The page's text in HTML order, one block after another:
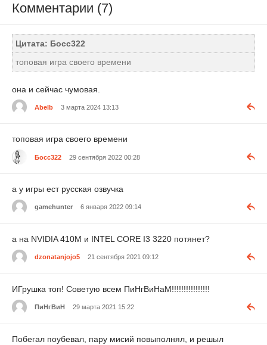
Комментарии (7)
Цитата: Босс322
топовая игра своего времени
она и сейчас чумовая.
Abelb 3 марта 2024 13:13
топовая игра своего времени
Босс322 29 сентября 2022 00:28
а у игры ест русская озвучка
gamehunter 6 января 2022 09:14
а на NVIDIA 410M и INTEL CORE I3 3220 потянет?
dzonatanjojo5 21 сентября 2021 09:12
ИГрушка топ! Советую всем ПиНгВиНаМ!!!!!!!!!!!!!!!!
ПиНгВиН 29 марта 2021 15:22
Побегал поубевал, пару мисий повыполнял, и решыл